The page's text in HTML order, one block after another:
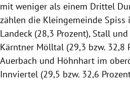
mit weniger als einem Drittel
zählen die Kleingemeinde Spiss
Landeck (28,3 Prozent), Stall
Kärntner Mölltal (29,3 bzw. 32,8
Auerbach und Höhnhart im
Innviertel (29,5 bzw. 32,6